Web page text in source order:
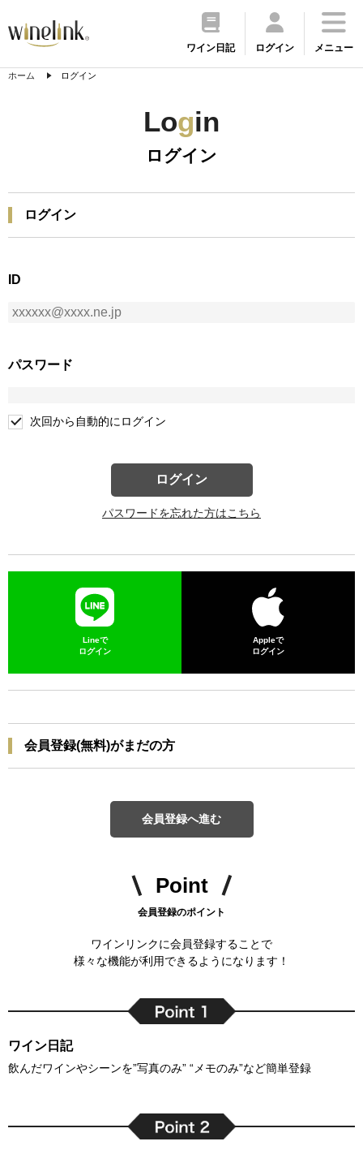
ワイン日記 ログイン メニュー
ホーム ログイン
Login
ログイン
ログイン
ID
パスワード
次回から自動的にログイン
ログイン
パスワードを忘れた方はこちら
Lineで
ログイン
Appleで
ログイン
会員登録(無料)がまだの方
会員登録へ進む
Point
会員登録のポイント
ワインリンクに会員登録することで
様々な機能が利用できるようになります！
ワイン日記
飲んだワインやシーンを”写真のみ” “メモのみ”など簡単登録